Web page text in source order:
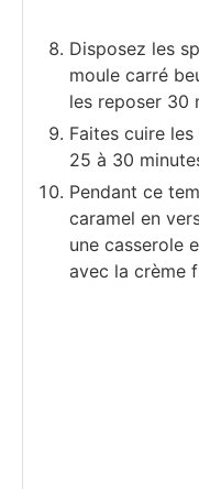
Disposez les
moule carré
les reposer 30
Faites cuire
25 à 30
Pendant ce
caramel en
une casserole
avec la crème